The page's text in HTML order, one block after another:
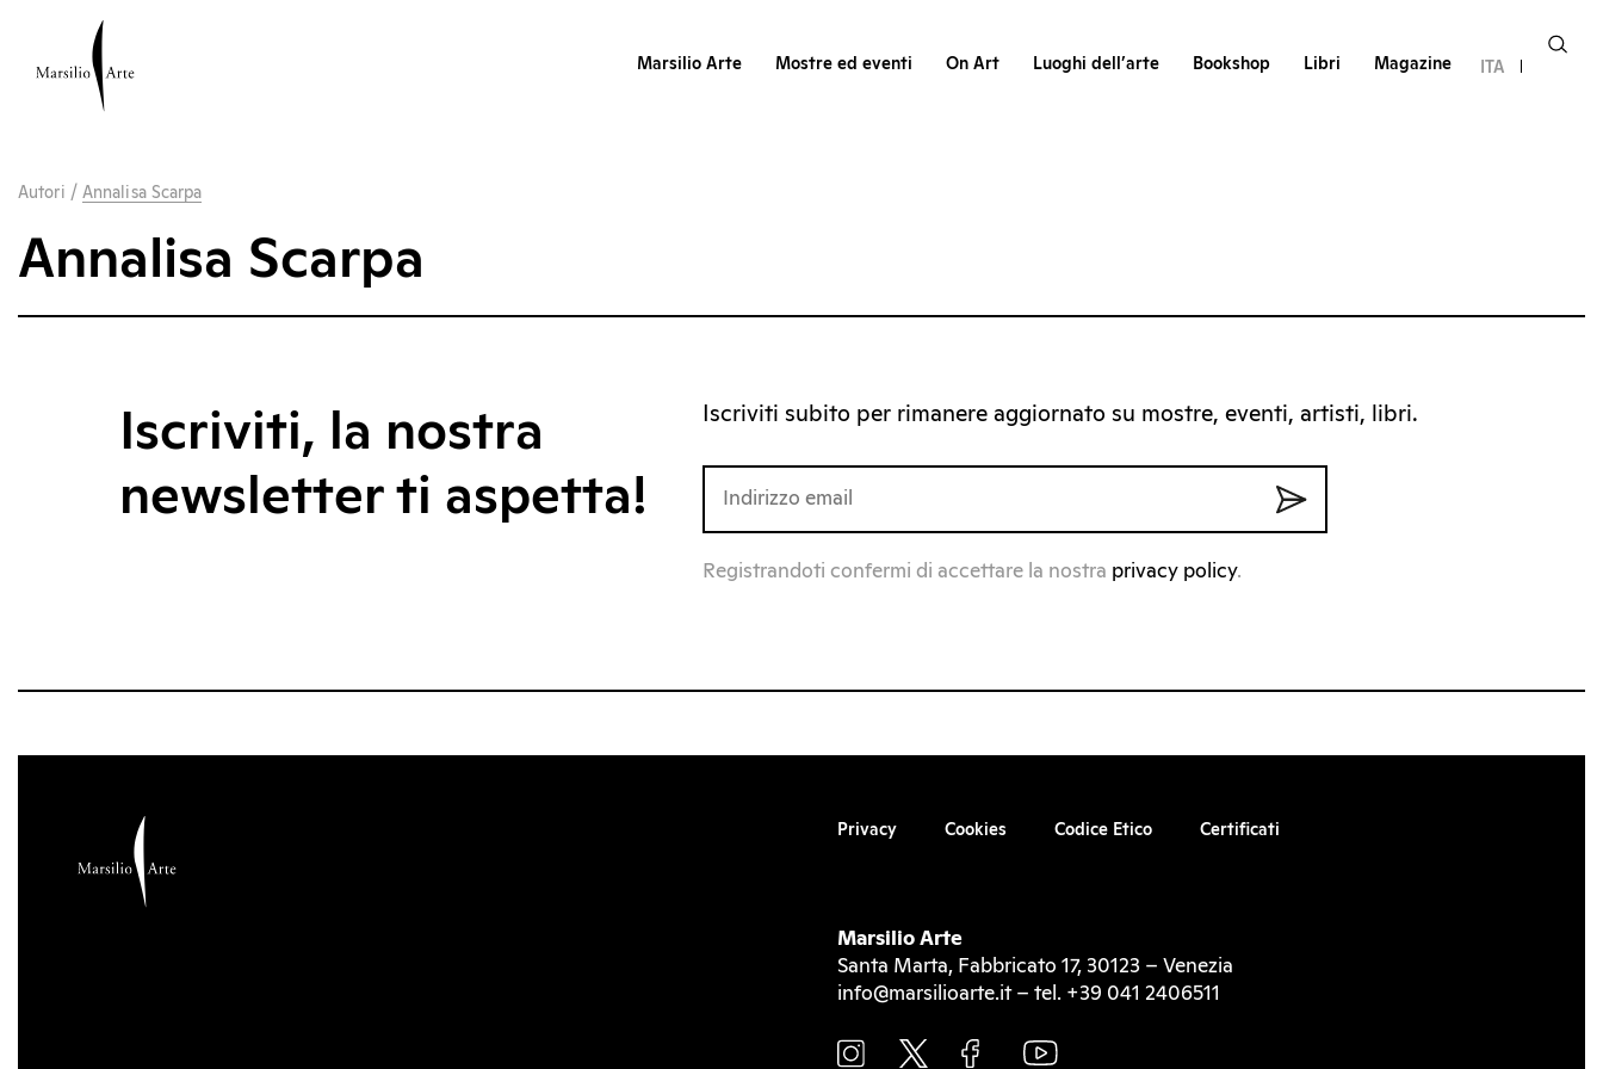
Marsilio Arte Mostre ed eventi On Art Luoghi dell’arte Bookshop Libri Magazine ITA
Autori / Annalisa Scarpa
Annalisa Scarpa
Iscriviti, la nostra
newsletter ti aspetta!
Iscriviti subito per rimanere aggiornato su mostre, eventi, artisti, libri.
Registrandoti confermi di accettare la nostra privacy policy.
Privacy Cookies Codice Etico Certificati
Marsilio Arte
Santa Marta, Fabbricato 17, 30123 – Venezia
info@marsilioarte.it – tel. +39 041 2406511